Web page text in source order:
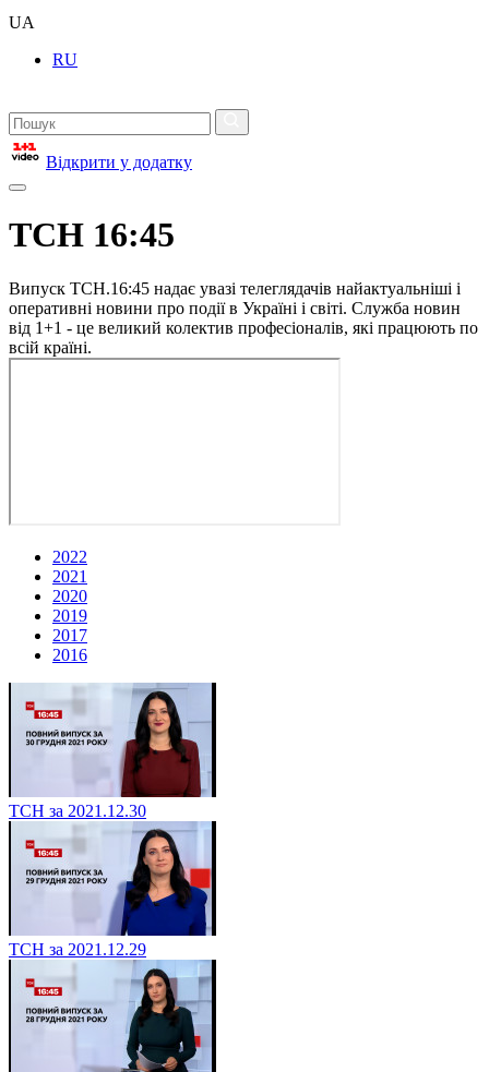
UA
RU
Відкрити у додатку
ТСН 16:45
Випуск ТСН.16:45 надає увазі телеглядачів найактуальніші і
оперативні новини про події в Україні і світі. Служба новин
від 1+1 - це великий колектив професіоналів, які працюють по
всій країні.
2022
2021
2020
2019
2017
2016
ТСН за 2021.12.30
ТСН за 2021.12.29